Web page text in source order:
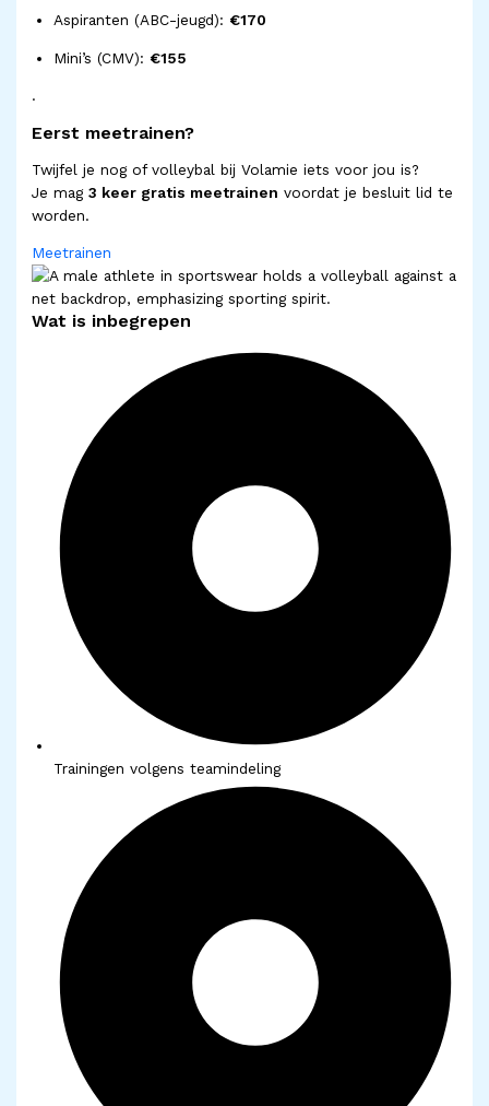
Aspiranten (ABC-jeugd): €170
Mini’s (CMV): €155
.
Eerst meetrainen?
Twijfel je nog of volleybal bij Volamie iets voor jou is?
Je mag3 keer gratis meetrainen voordat je besluit lid te
worden.
Meetrainen
Wat is inbegrepen
Trainingen volgens teamindeling